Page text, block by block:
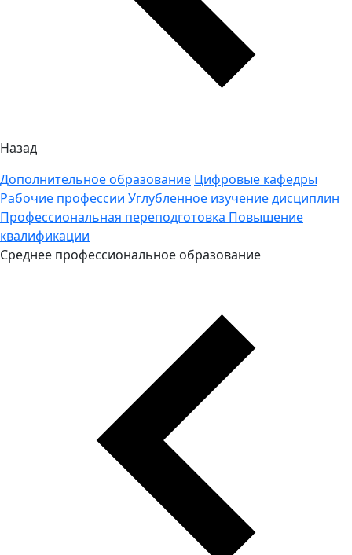
Назад
Дополнительное образование Цифровые кафедры
Рабочие профессии Углубленное изучение дисциплин
Профессиональная переподготовка Повышение
квалификации
Среднее профессиональное образование